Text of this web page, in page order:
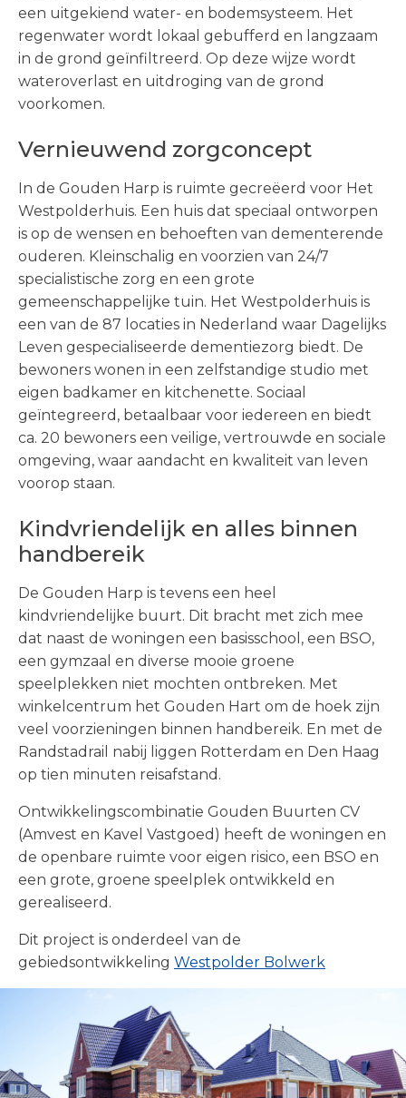
een uitgekiend water- en bodemsysteem. Het
regenwater wordt lokaal gebufferd en langzaam
in de grond geïnfiltreerd. Op deze wijze wordt
wateroverlast en uitdroging van de grond
voorkomen.
Vernieuwend zorgconcept
In de Gouden Harp is ruimte gecreëerd voor Het
Westpolderhuis. Een huis dat speciaal ontworpen
is op de wensen en behoeften van dementerende
ouderen. Kleinschalig en voorzien van 24/7
specialistische zorg en een grote
gemeenschappelijke tuin. Het Westpolderhuis is
een van de 87 locaties in Nederland waar Dagelijks
Leven gespecialiseerde dementiezorg biedt. De
bewoners wonen in een zelfstandige studio met
eigen badkamer en kitchenette. Sociaal
geïntegreerd, betaalbaar voor iedereen en biedt
ca. 20 bewoners een veilige, vertrouwde en sociale
omgeving, waar aandacht en kwaliteit van leven
voorop staan.
Kindvriendelijk en alles binnen
handbereik
De Gouden Harp is tevens een heel
kindvriendelijke buurt. Dit bracht met zich mee
dat naast de woningen een basisschool, een BSO,
een gymzaal en diverse mooie groene
speelplekken niet mochten ontbreken. Met
winkelcentrum het Gouden Hart om de hoek zijn
veel voorzieningen binnen handbereik. En met de
Randstadrail nabij liggen Rotterdam en Den Haag
op tien minuten reisafstand.
Ontwikkelingscombinatie Gouden Buurten CV
(Amvest en Kavel Vastgoed) heeft de woningen en
de openbare ruimte voor eigen risico, een BSO en
een grote, groene speelplek ontwikkeld en
gerealiseerd.
Dit project is onderdeel van de
gebiedsontwikkeling Westpolder Bolwerk